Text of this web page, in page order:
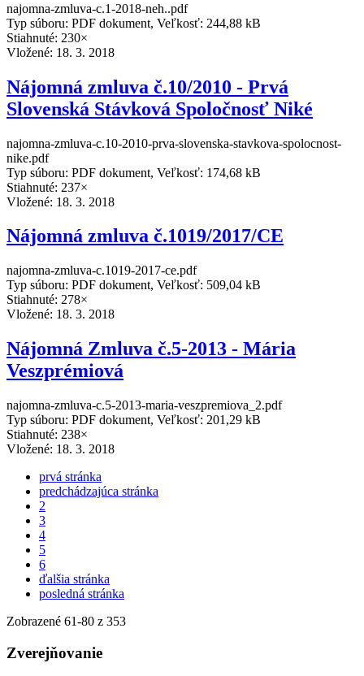
najomna-zmluva-c.1-2018-neh..pdf
Typ súboru: PDF dokument, Veľkosť: 244,88 kB
Stiahnuté: 230×
Vložené: 18. 3. 2018
Nájomná zmluva č.10/2010 - Prvá
Slovenská Stávková Spoločnosť Niké
najomna-zmluva-c.10-2010-prva-slovenska-stavkova-spolocnost-
nike.pdf
Typ súboru: PDF dokument, Veľkosť: 174,68 kB
Stiahnuté: 237×
Vložené: 18. 3. 2018
Nájomná zmluva č.1019/2017/CE
najomna-zmluva-c.1019-2017-ce.pdf
Typ súboru: PDF dokument, Veľkosť: 509,04 kB
Stiahnuté: 278×
Vložené: 18. 3. 2018
Nájomná Zmluva č.5-2013 - Mária
Veszprémiová
najomna-zmluva-c.5-2013-maria-veszpremiova_2.pdf
Typ súboru: PDF dokument, Veľkosť: 201,29 kB
Stiahnuté: 238×
Vložené: 18. 3. 2018
prvá stránka
predchádzajúca stránka
2
3
4
5
6
ďalšia stránka
posledná stránka
Zobrazené 61-80 z 353
Zverejňovanie